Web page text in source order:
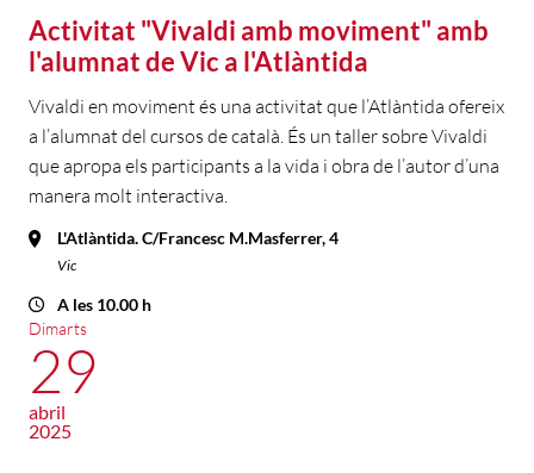
Activitat "Vivaldi amb moviment" amb
l'alumnat de Vic a l'Atlàntida
Vivaldi en moviment és una activitat que l’Atlàntida ofereix
a l’alumnat del cursos de català. És un taller sobre Vivaldi
que apropa els participants a la vida i obra de l’autor d’una
manera molt interactiva.
L'Atlàntida. C/Francesc M.Masferrer, 4
Vic
A les 10.00 h
Dimarts
29
abril
2025